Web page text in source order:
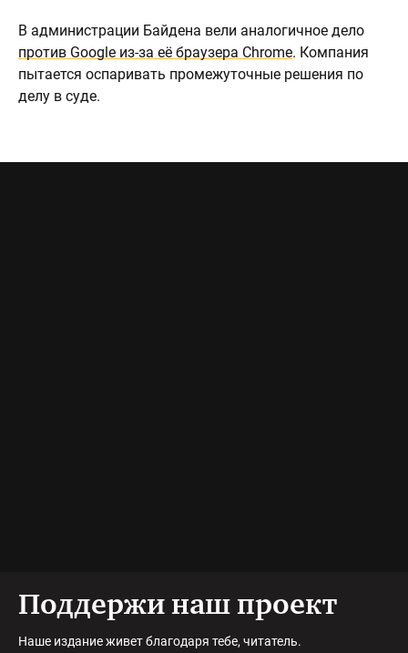
В администрации Байдена вели аналогичное дело
против Google из-за её браузера Chrome. Компания
пытается оспаривать промежуточные решения по
делу в суде.
Поддержи наш проект
Наше издание живет благодаря тебе, читатель.